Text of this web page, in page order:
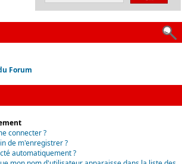
Forum
connecter ?
de m'enregistrer ?
automatiquement ?